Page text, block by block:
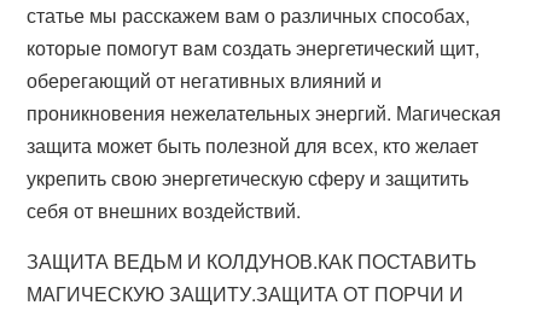
статье мы расскажем вам о различных способах,
которые помогут вам создать энергетический щит,
оберегающий от негативных влияний и
проникновения нежелательных энергий. Магическая
защита может быть полезной для всех, кто желает
укрепить свою энергетическую сферу и защитить
себя от внешних воздействий.
ЗАЩИТА ВЕДЬМ И КОЛДУНОВ.КАК ПОСТАВИТЬ
МАГИЧЕСКУЮ ЗАЩИТУ.ЗАЩИТА ОТ ПОРЧИ И